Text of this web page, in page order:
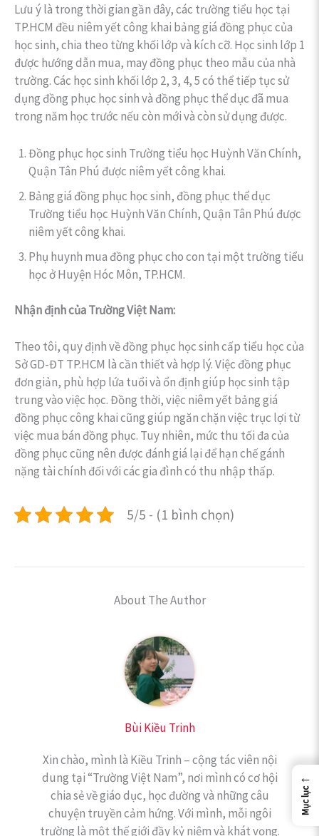
Lưu ý là trong thời gian gần đây, các trường tiểu học tại
TP.HCM đều niêm yết công khai bảng giá đồng phục của
học sinh, chia theo từng khối lớp và kích cỡ. Học sinh lớp 1
được hướng dẫn mua, may đồng phục theo mẫu của nhà
trường. Các học sinh khối lớp 2, 3, 4, 5 có thể tiếp tục sử
dụng đồng phục học sinh và đồng phục thể dục đã mua
trong năm học trước nếu còn mới và còn sử dụng được.
Đồng phục học sinh Trường tiểu học Huỳnh Văn Chính,
Quận Tân Phú được niêm yết công khai.
Bảng giá đồng phục học sinh, đồng phục thể dục
Trường tiểu học Huỳnh Văn Chính, Quận Tân Phú được
niêm yết công khai.
Phụ huynh mua đồng phục cho con tại một trường tiểu
học ở Huyện Hóc Môn, TP.HCM.
Nhận định của Trường Việt Nam:
Theo tôi, quy định về đồng phục học sinh cấp tiểu học của
Sở GD-ĐT TP.HCM là cần thiết và hợp lý. Việc đồng phục
đơn giản, phù hợp lứa tuổi và ổn định giúp học sinh tập
trung vào việc học. Đồng thời, việc niêm yết bảng giá
đồng phục công khai cũng giúp ngăn chặn việc trục lợi từ
việc mua bán đồng phục. Tuy nhiên, mức thu tối đa của
đồng phục cũng nên được đánh giá lại để hạn chế gánh
nặng tài chính đối với các gia đình có thu nhập thấp.
5/5 - (1 bình chọn)
About The Author
Bùi Kiều Trinh
Xin chào, mình là Kiều Trinh – cộng tác viên nội
dung tại “Trường Việt Nam”, nơi mình có cơ hội
chia sẻ về giáo dục, học đường và những câu
chuyện truyền cảm hứng. Với mình, mỗi ngôi
trường là một thế giới đầy kỷ niệm và khát vọng.
←
Mục lục